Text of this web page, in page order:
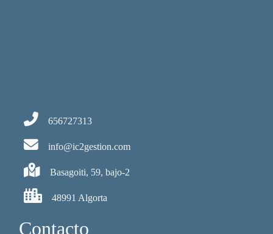
656727313
info@ic2gestion.com
Basagoiti, 59, bajo-2
48991 Algorta
Contacto